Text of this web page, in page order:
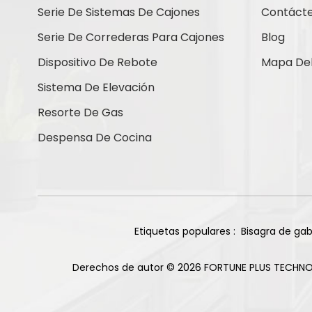
Contáctenos
Nuevos Productos
de cierre suave con
gabinete, 2 orificios,
Leer Más
Serie De Sistemas De Cajones
Serie De Correderas Para Cajones
Dispositivo De Rebote
Sistema De Elevación
Resorte De Gas
Despensa De Cocina
Blog
Mapa
Etiquetas populares : Bisagra de
Derechos de autor © 2026 FORTUNE PLUS